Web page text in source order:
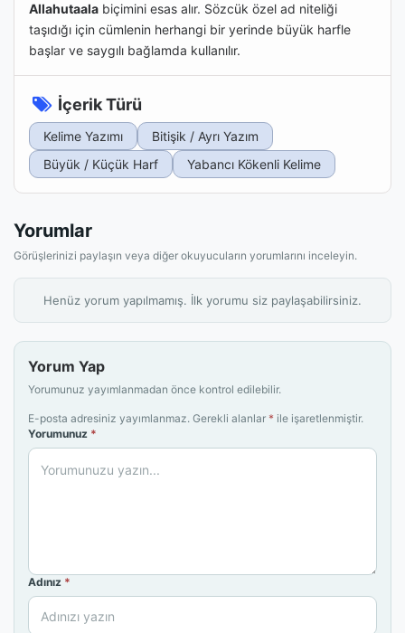
Allahutaala biçimini esas alır. Sözcük özel ad niteliği
taşıdığı için cümlenin herhangi bir yerinde büyük harfle
başlar ve saygılı bağlamda kullanılır.
İçerik Türü
Kelime Yazımı
Bitişik / Ayrı Yazım
Büyük / Küçük Harf
Yabancı Kökenli Kelime
Yorumlar
Görüşlerinizi paylaşın veya diğer okuyucuların yorumlarını inceleyin.
Henüz yorum yapılmamış. İlk yorumu siz paylaşabilirsiniz.
Yorum Yap
Yorumunuz yayımlanmadan önce kontrol edilebilir.
E-posta adresiniz yayımlanmaz. Gerekli alanlar * ile işaretlenmiştir.
Yorumunuz *
Adınız *